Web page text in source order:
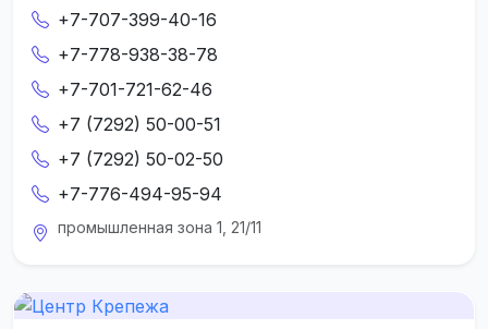
+7-707-399-40-16
+7-778-938-38-78
+7-701-721-62-46
+7 (7292) 50-00-51
+7 (7292) 50-02-50
+7-776-494-95-94
промышленная зона 1, 21/11